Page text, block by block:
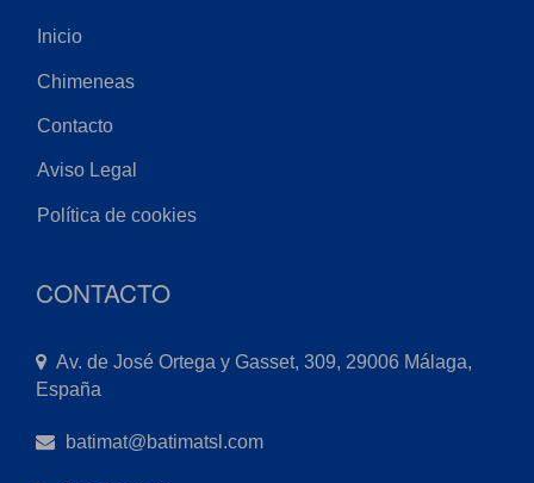
Inicio
Chimeneas
Contacto
Aviso Legal
Política de cookies
CONTACTO
Av. de José Ortega y Gasset, 309, 29006 Málaga,
España
batimat@batimatsl.com